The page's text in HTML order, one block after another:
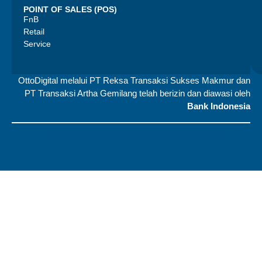
POINT OF SALES (POS)
FnB
Retail
Service
OttoDigital melalui PT Reksa Transaksi Sukses Makmur dan
PT Transaksi Artha Gemilang telah berizin dan diawasi oleh
Bank Indonesia